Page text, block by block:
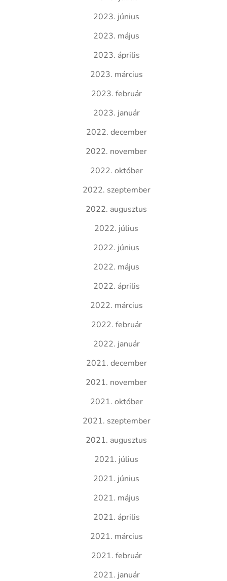
2023. június
2023. május
2023. április
2023. március
2023. február
2023. január
2022. december
2022. november
2022. október
2022. szeptember
2022. augusztus
2022. július
2022. június
2022. május
2022. április
2022. március
2022. február
2022. január
2021. december
2021. november
2021. október
2021. szeptember
2021. augusztus
2021. július
2021. június
2021. május
2021. április
2021. március
2021. február
2021. január